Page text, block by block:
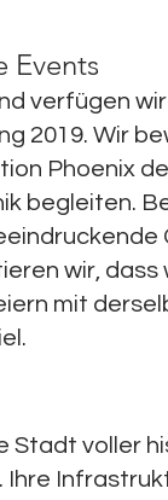
Events
verfügen
2019. Wir
Phoenix
begleiten.
wir, dass
mit
Stadt voller
Ihre